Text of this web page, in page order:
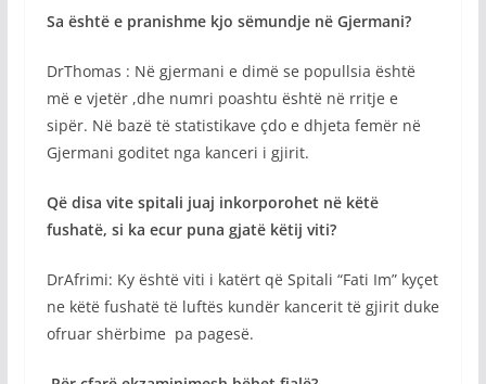
Sa është e pranishme kjo sëmundje në Gjermani?
DrThomas : Në gjermani e dimë se popullsia është
më e vjetër ,dhe numri poashtu është në rritje e
sipër. Në bazë të statistikave çdo e dhjeta femër në
Gjermani goditet nga kanceri i gjirit.
Që disa vite spitali juaj inkorporohet në këtë
fushatë, si ka ecur puna gjatë këtij viti?
DrAfrimi: Ky është viti i katërt që Spitali “Fati Im” kyçet
ne këtë fushatë të luftës kundër kancerit të gjirit duke
ofruar shërbime pa pagesë.